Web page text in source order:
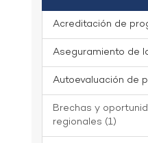
Acreditación de
Aseguramiento de
Autoevaluación de
Brechas y
regionales (1)